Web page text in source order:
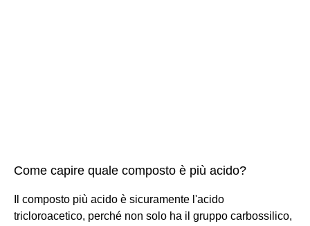
Come capire quale composto è più acido?
Il composto più acido è sicuramente l'acido
tricloroacetico, perché non solo ha il gruppo carbossilico,